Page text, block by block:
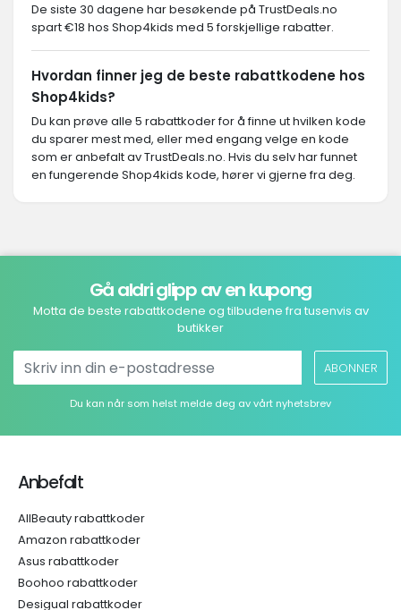
De siste 30 dagene har besøkende på TrustDeals.no
spart €18 hos Shop4kids med 5 forskjellige rabatter.
Hvordan finner jeg de beste rabattkodene hos
Shop4kids?
Du kan prøve alle 5 rabattkoder for å finne ut hvilken kode
du sparer mest med, eller med engang velge en kode
som er anbefalt av TrustDeals.no. Hvis du selv har funnet
en fungerende Shop4kids kode, hører vi gjerne fra deg.
Gå aldri glipp av en kupong
Motta de beste rabattkodene og tilbudene fra tusenvis av
butikker
ABONNER
Du kan når som helst melde deg av vårt nyhetsbrev
Anbefalt
AllBeauty rabattkoder
Amazon rabattkoder
Asus rabattkoder
Boohoo rabattkoder
Desigual rabattkoder